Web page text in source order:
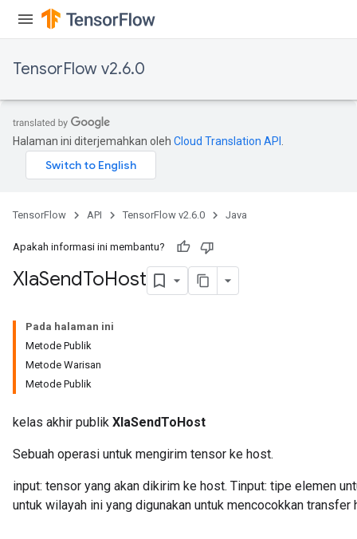
TensorFlow v2.6.0
Halaman ini diterjemahkan oleh Cloud Translation API
TensorFlow API TensorFlow v2.6.0 Java
Apakah informasi ini membantu?
XlaSendToHost
Pada halaman ini
Metode Publik
Metode Warisan
Metode Publik
kelas akhir publik XlaSendToHost
Sebuah operasi untuk mengirim tensor ke host.
input: tensor yang akan dikirim ke host. Tinput: tipe elemen
untuk wilayah ini yang digunakan untuk mencocokkan transfer